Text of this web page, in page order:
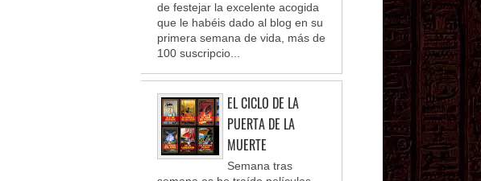
de festejar la excelente acogida
que le habéis dado al blog en su
primera semana de vida, más de
100 suscripcio...
EL CICLO DE LA
PUERTA DE LA
MUERTE
Semana tras